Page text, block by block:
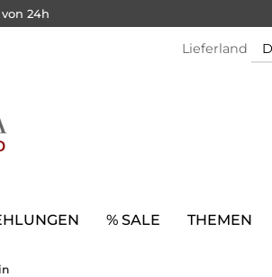
24h
Lieferland
% SALE THEMEN